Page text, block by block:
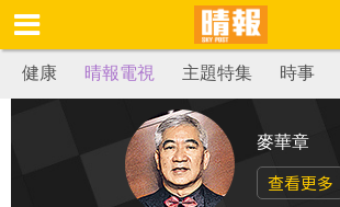
健康 晴報電視 主題特集 時事
麥華章
查看更多